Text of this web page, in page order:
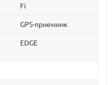
Fi
GPS-приемник
EDGE